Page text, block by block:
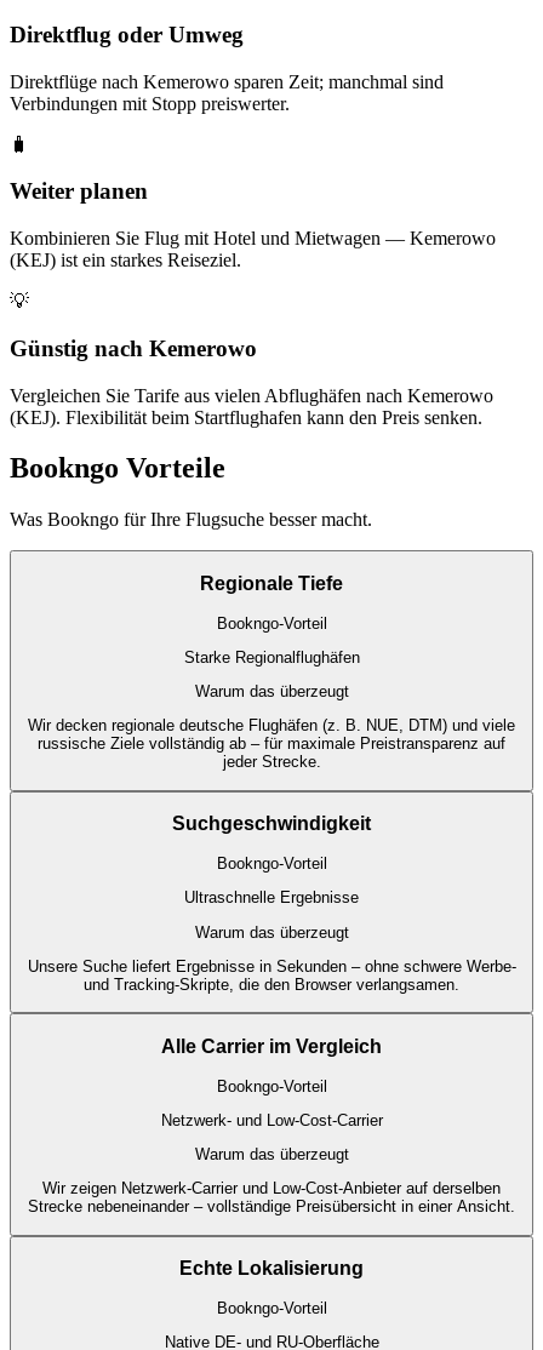
Direktflug oder Umweg
Direktflüge nach Kemerowo sparen Zeit; manchmal sind
Verbindungen mit Stopp preiswerter.
🧳
Weiter planen
Kombinieren Sie Flug mit Hotel und Mietwagen — Kemerowo
(KEJ) ist ein starkes Reiseziel.
💡
Günstig nach Kemerowo
Vergleichen Sie Tarife aus vielen Abflughäfen nach Kemerowo
(KEJ). Flexibilität beim Startflughafen kann den Preis senken.
Bookngo Vorteile
Was Bookngo für Ihre Flugsuche besser macht.
Regionale Tiefe
Bookngo-Vorteil
Starke Regionalflughäfen
Warum das überzeugt
Wir decken regionale deutsche Flughäfen (z. B. NUE, DTM) und viele
russische Ziele vollständig ab – für maximale Preistransparenz auf
jeder Strecke.
Suchgeschwindigkeit
Bookngo-Vorteil
Ultraschnelle Ergebnisse
Warum das überzeugt
Unsere Suche liefert Ergebnisse in Sekunden – ohne schwere Werbe-
und Tracking-Skripte, die den Browser verlangsamen.
Alle Carrier im Vergleich
Bookngo-Vorteil
Netzwerk- und Low-Cost-Carrier
Warum das überzeugt
Wir zeigen Netzwerk-Carrier und Low-Cost-Anbieter auf derselben
Strecke nebeneinander – vollständige Preisübersicht in einer Ansicht.
Echte Lokalisierung
Bookngo-Vorteil
Native DE- und RU-Oberfläche